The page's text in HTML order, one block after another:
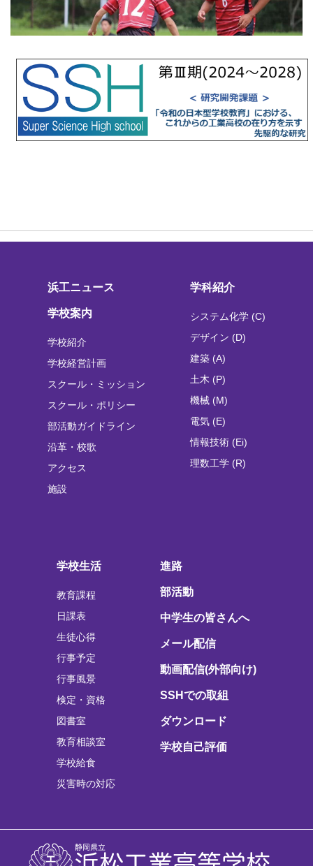
浜工ニュース
学校案内
学校紹介
学校経営計画
スクール・ミッション
スクール・ポリシー
部活動ガイドライン
沿革・校歌
アクセス
施設
学科紹介
システム化学 (C)
デザイン (D)
建築 (A)
土木 (P)
機械 (M)
電気 (E)
情報技術 (Ei)
理数工学 (R)
学校生活
教育課程
日課表
生徒心得
行事予定
行事風景
検定・資格
図書室
教育相談室
学校給食
災害時の対応
進路
部活動
中学生の皆さんへ
メール配信
動画配信(外部向け)
SSHでの取組
ダウンロード
学校自己評価